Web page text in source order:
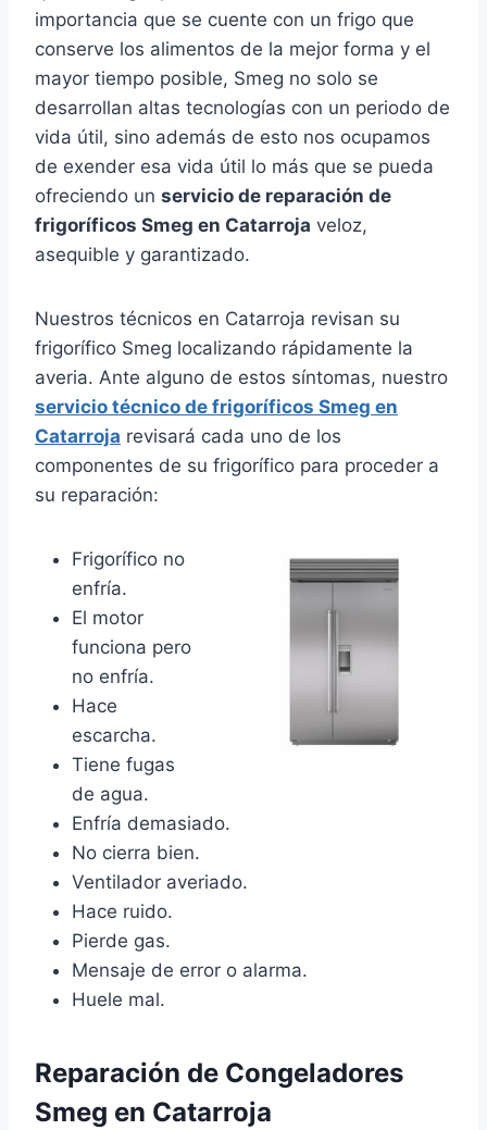
importancia que se cuente con un frigo que
conserve los alimentos de la mejor forma y el
mayor tiempo posible, Smeg no solo se
desarrollan altas tecnologías con un periodo de
vida útil, sino además de esto nos ocupamos
de exender esa vida útil lo más que se pueda
ofreciendo un servicio de reparación de
frigoríficos Smeg en Catarroja veloz,
asequible y garantizado.
Nuestros técnicos en Catarroja revisan su
frigorífico Smeg localizando rápidamente la
averia. Ante alguno de estos síntomas, nuestro
servicio técnico de frigoríficos Smeg en
Catarroja revisará cada uno de los
componentes de su frigorífico para proceder a
su reparación:
Frigorífico no
enfría.
El motor
funciona pero
no enfría.
Hace
escarcha.
Tiene fugas
de agua.
Enfría demasiado.
No cierra bien.
Ventilador averiado.
Hace ruido.
Pierde gas.
Mensaje de error o alarma.
Huele mal.
Reparación de Congeladores
Smeg en Catarroja